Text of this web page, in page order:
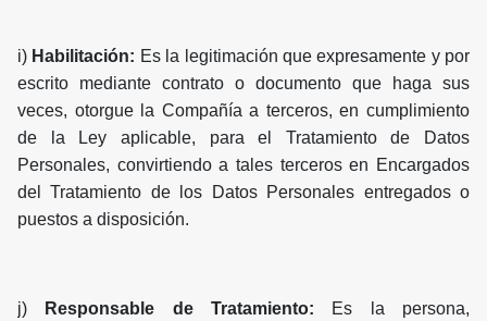
i) Habilitación: Es la legitimación que expresamente y por
escrito mediante contrato o documento que haga sus
veces, otorgue la Compañía a terceros, en cumplimiento
de la Ley aplicable, para el Tratamiento de Datos
Personales, convirtiendo a tales terceros en Encargados
del Tratamiento de los Datos Personales entregados o
puestos a disposición.
j) Responsable de Tratamiento: Es la persona,